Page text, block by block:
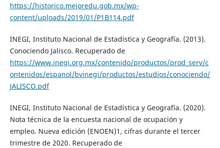
https://historico.mejoredu.gob.mx/wp-
content/uploads/2019/01/P1B114.pdf
INEGI, Instituto Nacional de Estadística y Geografía. (2013).
Conociendo Jalisco. Recuperado de
https://www.inegi.org.mx/contenido/productos/prod_serv/c
ontenidos/espanol/bvinegi/productos/estudios/conociendo/
JALISCO.pdf
INEGI, Instituto Nacional de Estadística y Geografía. (2020).
Nota técnica de la encuesta nacional de ocupación y
empleo. Nueva edición (ENOEN)1, cifras durante el tercer
trimestre de 2020. Recuperado de